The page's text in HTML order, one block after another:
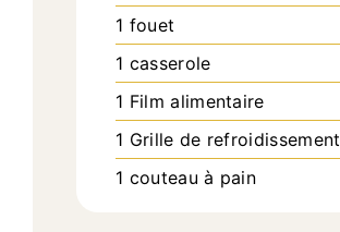
1 fouet
1 casserole
1 Film alimentaire
1 Grille de refroidissement
1 couteau à pain